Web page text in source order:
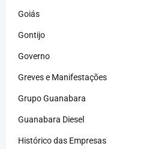
Goiás
Gontijo
Governo
Greves e Manifestações
Grupo Guanabara
Guanabara Diesel
Histórico das Empresas